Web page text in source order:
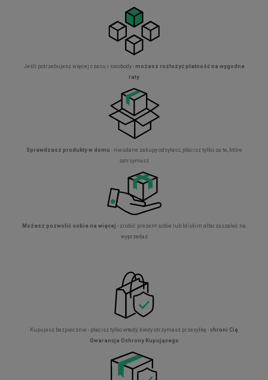
Jeśli potrzebujesz więcej czasu i swobody - możesz rozłożyć płatność na wygodne
raty
Sprawdzasz produkty w domu - nieudane zakupy odsyłasz, płacisz tylko za te, które
zatrzymasz
Możesz pozwolić sobie na więcej - zrobić prezent sobie lub bliskim albo zaszaleć na
wyprzedaż
Kupujesz bezpiecznie - płacisz tylko wtedy, kiedy otrzymasz przesyłkę - chroni Cię
Gwarancja Ochrony Kupującego